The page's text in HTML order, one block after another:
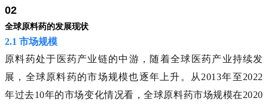
02
全球原料药的发展现状
2.1 市场规模
原料药处于医药产业链的中游，随着全球医药产业持续发
展，全球原料药的市场规模也逐年上升。从2013年至2022
年过去10年的市场变化情况看，全球原料药市场规模在2020